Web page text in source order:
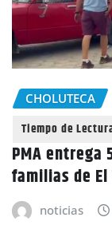
CHOLUTECA
PMA entrega
familias de
noticias